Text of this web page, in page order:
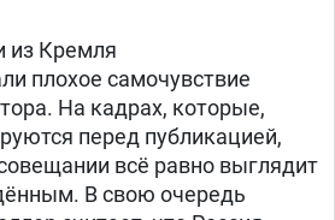
из Кремля
плохое самочувствие
На кадрах, которые,
перед публикацией,
всё равно выглядит
В свою очередь